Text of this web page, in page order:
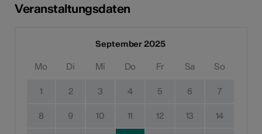
Veranstaltungsdaten
September 2025
Mo Di Mi Do Fr Sa So
1 2 3 4 5 6 7
8 9 10 11 12 13 14